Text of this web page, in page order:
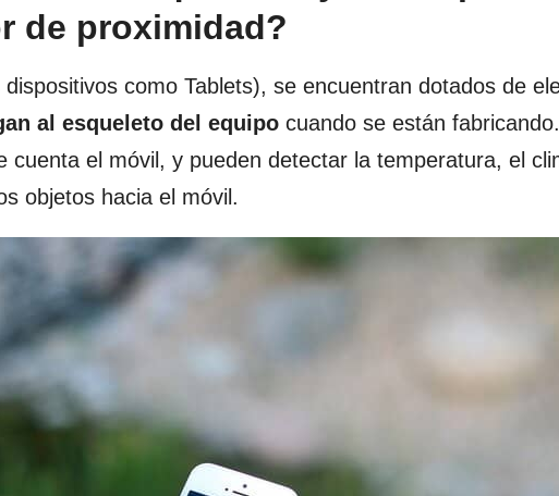
de proximidad?
como Tablets), se encuentran dotados de
al esqueleto del equipo cuando se están
cuenta el móvil, y pueden detectar la temperatura, el
objetos hacia el móvil.